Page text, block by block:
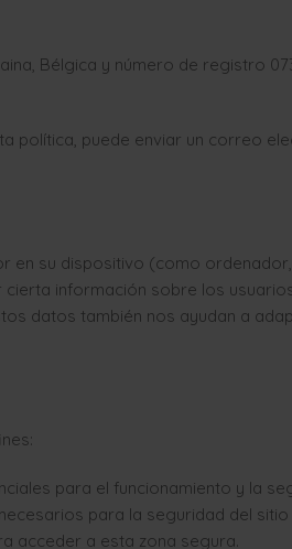
Bélgica y número de registro
política, puede enviar un correo
en su dispositivo (como
información sobre los
datos también nos ayudan a
para el funcionamiento y la
para la seguridad del sitio
acceder a esta zona segura.